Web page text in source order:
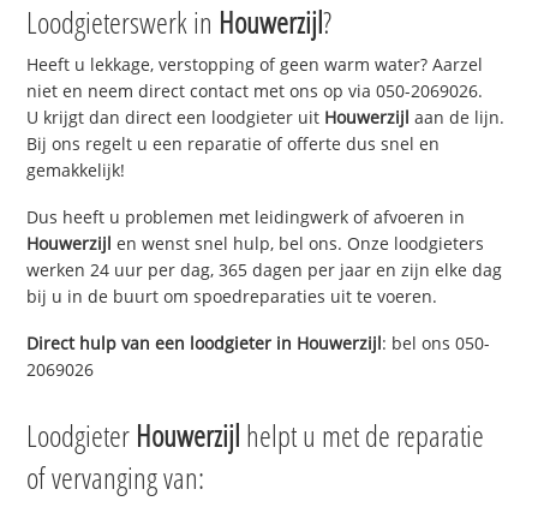
Loodgieterswerk in Houwerzijl?
Heeft u lekkage, verstopping of geen warm water? Aarzel
niet en neem direct contact met ons op via 050-2069026.
U krijgt dan direct een loodgieter uit Houwerzijl aan de lijn.
Bij ons regelt u een reparatie of offerte dus snel en
gemakkelijk!
Dus heeft u problemen met leidingwerk of afvoeren in
Houwerzijl en wenst snel hulp, bel ons. Onze loodgieters
werken 24 uur per dag, 365 dagen per jaar en zijn elke dag
bij u in de buurt om spoedreparaties uit te voeren.
Direct hulp van een loodgieter in Houwerzijl: bel ons 050-
2069026
Loodgieter Houwerzijl helpt u met de reparatie
of vervanging van: